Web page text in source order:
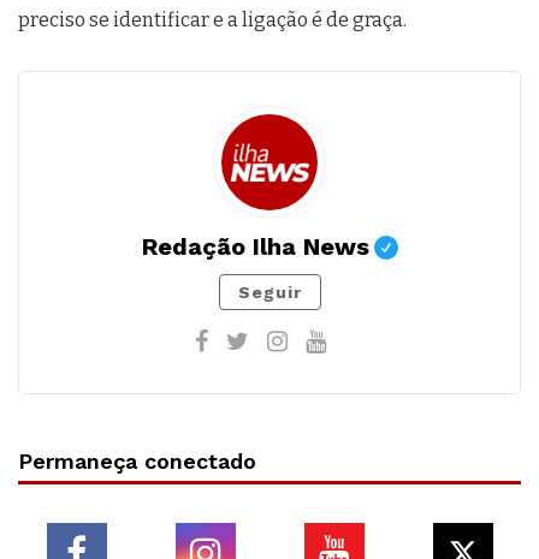
preciso se identificar e a ligação é de graça.
Redação Ilha News
Seguir
Permaneça conectado